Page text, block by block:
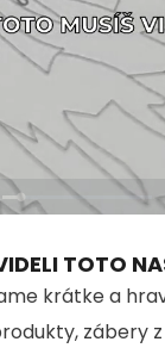
Loaded
100.00%
TOTO
krátke a
zábery